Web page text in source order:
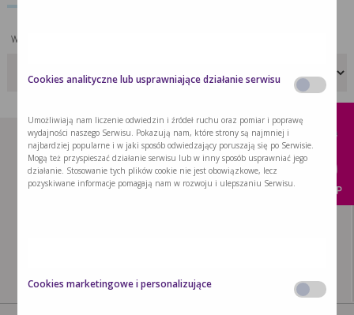
Wybierz temat:
x
KUP
Cookies analityczne lub usprawniające działanie serwisu
Umożliwiają nam liczenie odwiedzin i źródeł ruchu oraz pomiar i poprawę
wydajności naszego Serwisu. Pokazują nam, które strony są najmniej i
najbardziej popularne i w jaki sposób odwiedzający poruszają się po Serwisie.
Mogą też przyspieszać działanie serwisu lub w inny sposób usprawniać jego
działanie. Stosowanie tych plików cookie nie jest obowiązkowe, lecz
pozyskiwane informacje pomagają nam w rozwoju i ulepszaniu Serwisu.
Cookies marketingowe i personalizujące